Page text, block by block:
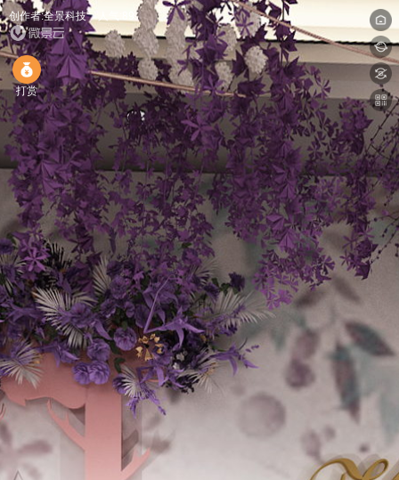
创作者:全景科技
打赏